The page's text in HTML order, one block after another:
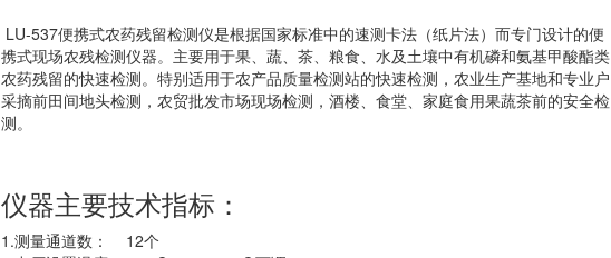
LU-537便携式农药残留检测仪是根据国家标准中的速测卡法（纸片法）而专门设计的便
携式现场农残检测仪器。主要用于果、蔬、茶、粮食、水及土壤中有机磷和氨基甲酸酯类
农药残留的快速检测。特别适用于农产品质量检测站的快速检测，农业生产基地和专业户
采摘前田间地头检测，农贸批发市场现场检测，酒楼、食堂、家庭食用果蔬茶前的安全检
测。
仪器主要技术指标：
1.测量通道数： 12个